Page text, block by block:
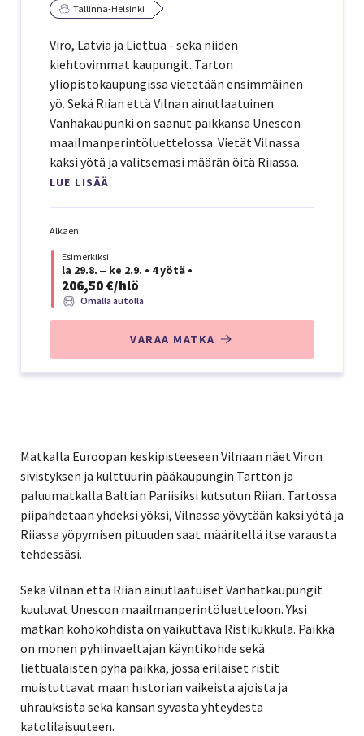
Tallinna-Helsinki
Viro, Latvia ja Liettua - sekä niiden
kiehtovimmat kaupungit. Tarton
yliopistokaupungissa vietetään ensimmäinen
yö. Sekä Riian että Vilnan ainutlaatuinen
Vanhakaupunki on saanut paikkansa Unescon
maailmanperintöluettelossa. Vietät Vilnassa
kaksi yötä ja valitsemasi määrän öitä Riiassa.
LUE LISÄÄ
Alkaen
Esimerkiksi
la 29.8. ‒ ke 2.9. • 4 yötä •
206,50 €/hlö
Omalla autolla
VARAA MATKA
Matkalla Euroopan keskipisteeseen Vilnaan näet Viron
sivistyksen ja kulttuurin pääkaupungin Tartton ja
paluumatkalla Baltian Pariisiksi kutsutun Riian. Tartossa
piipahdetaan yhdeksi yöksi, Vilnassa yövytään kaksi yötä ja
Riiassa yöpymisen pituuden saat määritellä itse varausta
tehdessäsi.
Sekä Vilnan että Riian ainutlaatuiset Vanhatkaupungit
kuuluvat Unescon maailmanperintöluetteloon. Yksi
matkan kohokohdista on vaikuttava Ristikukkula. Paikka
on monen pyhiinvaeltajan käyntikohde sekä
liettualaisten pyhä paikka, jossa erilaiset ristit
muistuttavat maan historian vaikeista ajoista ja
uhrauksista sekä kansan syvästä yhteydestä
katolilaisuuteen.